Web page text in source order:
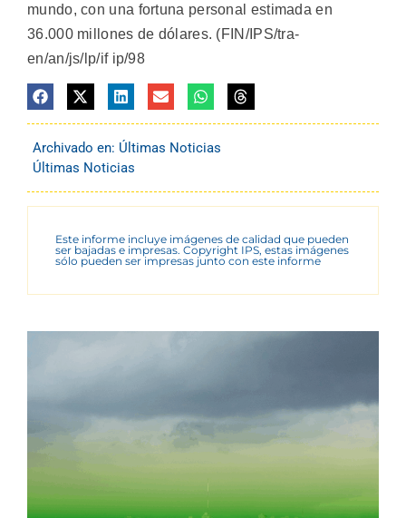
mundo, con una fortuna personal estimada en
36.000 millones de dólares. (FIN/IPS/tra-
en/an/js/lp/if ip/98
Archivado en: Últimas Noticias
Últimas Noticias
Este informe incluye imágenes de calidad que pueden
ser bajadas e impresas. Copyright IPS, estas imágenes
sólo pueden ser impresas junto con este informe